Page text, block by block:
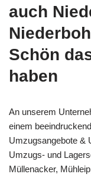
auch
Schön
haben
An unserem
einem
Umzugsangebote &
Umzugs- und
Müllenacker,